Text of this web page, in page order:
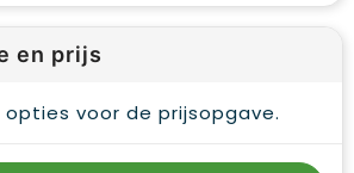
en prijs
voor de prijsopgave.